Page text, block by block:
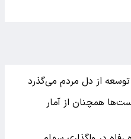
توسعه از دل مردم می‌گذرد
همچنان از آمار